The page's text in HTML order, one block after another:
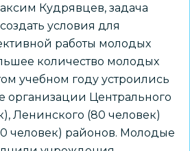
Кудрявцев, задача
условия для
работы молодых
количество молодых
учебном году устроились
организации Центрального
Ленинского (80 человек)
человек) районов. Молодые